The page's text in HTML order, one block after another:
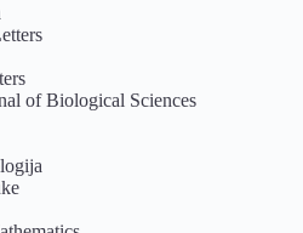
of Biological Sciences